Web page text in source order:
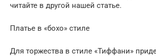
читайте в другой нашей статье.
Платье в «бохо» стиле
Для торжества в стиле «Тиффани»